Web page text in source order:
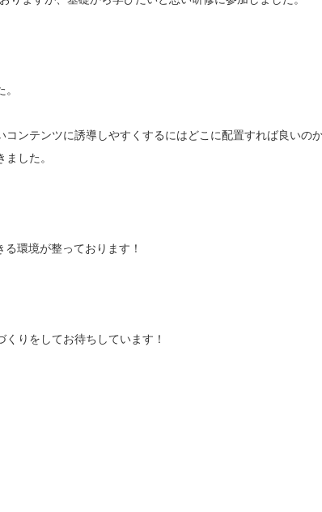
ンテンツに誘導しやすくするにはどこに配置すれば良いのか
した。
環境が整っております！
りをしてお待ちしています！